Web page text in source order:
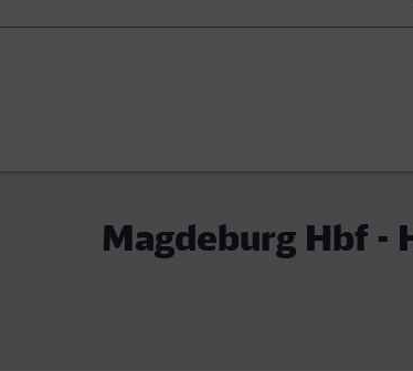
Magdeburg Hbf -